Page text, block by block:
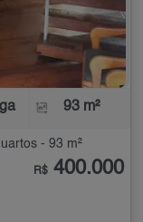
93 m²
- 93 m²
R$ 400.000